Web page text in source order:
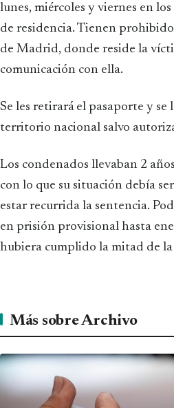
lunes, miércoles y viernes en
de residencia. Tienen
de Madrid, donde reside la
comunicación con ella.
Se les retirará el pasaporte y
territorio nacional salvo
Los condenados llevaban 2
con lo que su situación debía
estar recurrida la sentencia.
en prisión provisional hasta
hubiera cumplido la mitad de la
Más sobre Archivo